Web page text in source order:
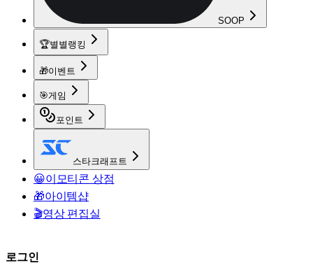
SOOP
🏆별별랭킹
🎁이벤트
🎯게임
포인트
스타크래프트
😀이모티콘 상점
🎁아이템샵
🎬영상 편집실
로그인